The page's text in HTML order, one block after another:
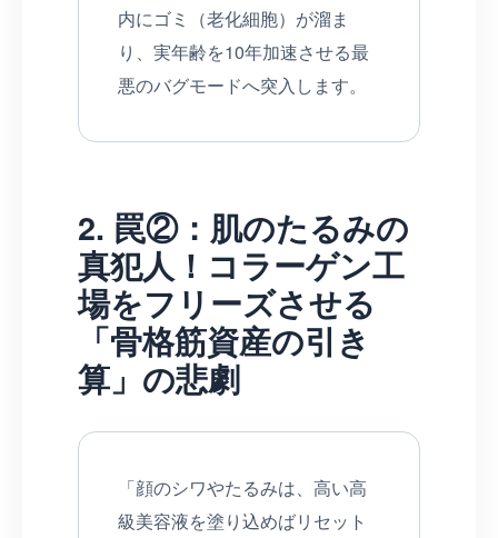
内にゴミ（老化細胞）が溜ま
り、実年齢を10年加速させる最
悪のバグモードへ突入します。
2. 罠②：肌のたるみの
真犯人！コラーゲン工
場をフリーズさせる
「骨格筋資産の引き
算」の悲劇
「顔のシワやたるみは、高い高
級美容液を塗り込めばリセット